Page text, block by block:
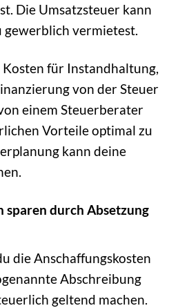
Die Umsatzsteuer kann
vermietest.
für Instandhaltung,
von der Steuer
einem Steuerberater
Vorteile optimal zu
kann deine
sparen durch Absetzung
die Anschaffungskosten
Abschreibung
geltend machen.